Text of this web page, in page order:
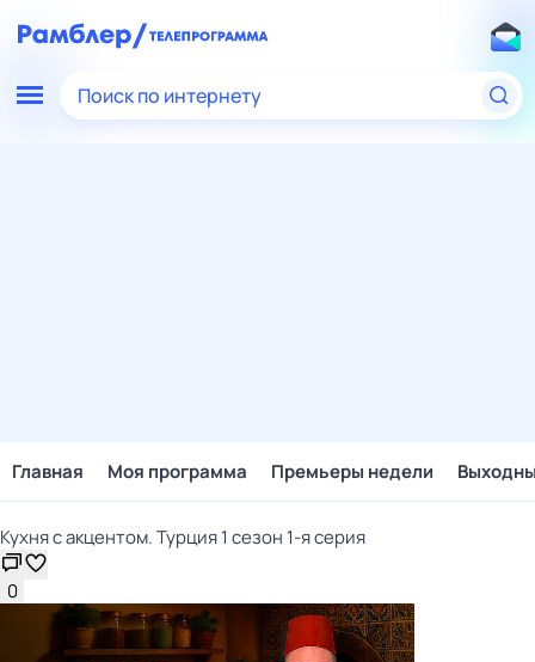
Поиск по интернету
Главная Моя программа Премьеры недели
Кухня с акцентом. Турция 1 сезон 1-я серия
0